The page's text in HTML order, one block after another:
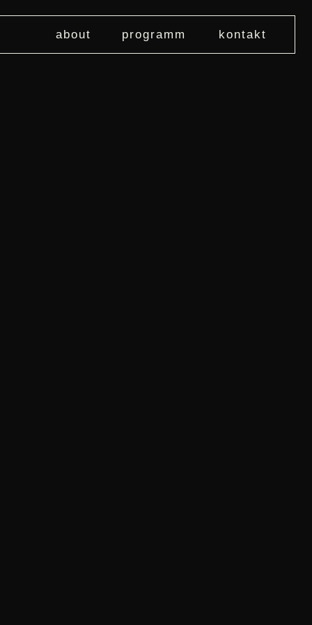
about programm kontakt